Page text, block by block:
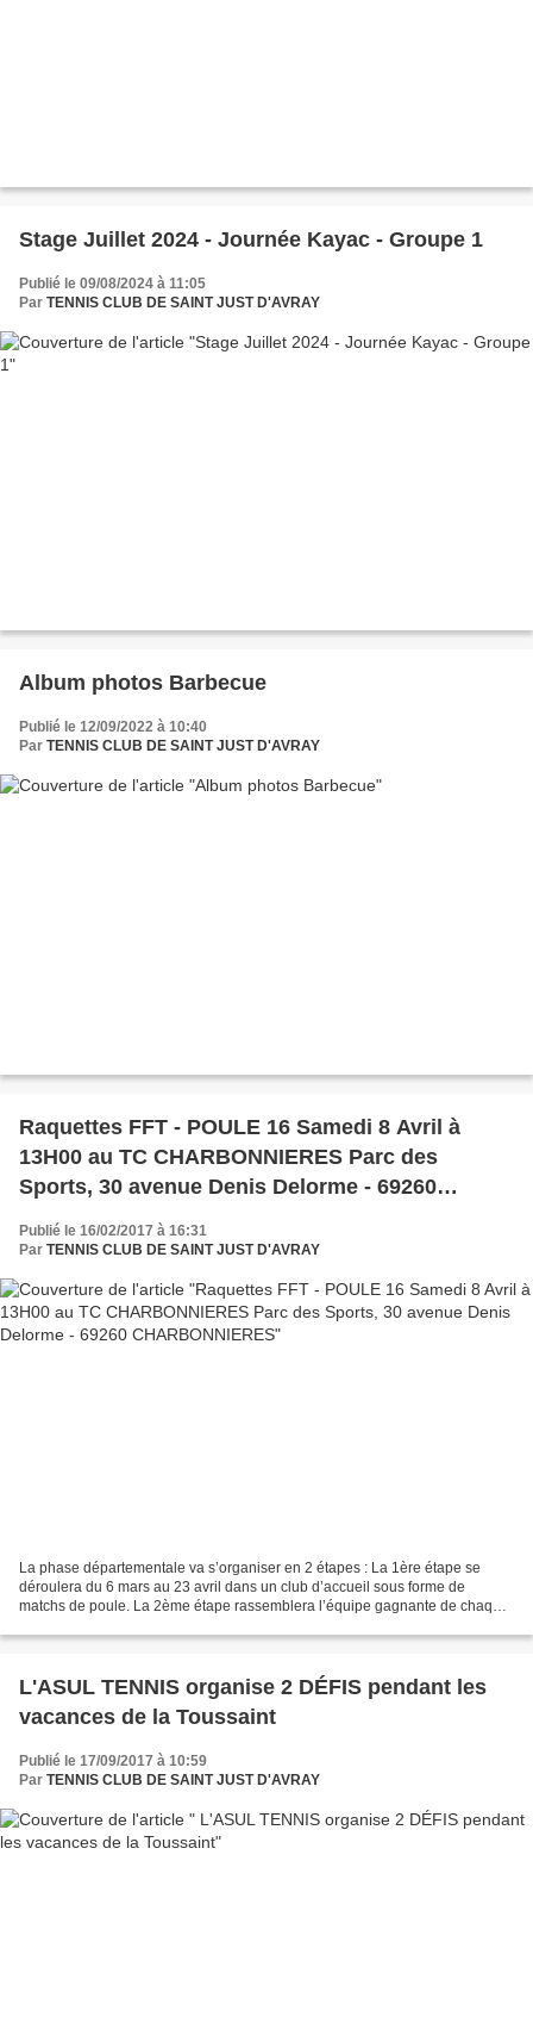
Stage Juillet 2024 - Journée Kayac - Groupe 1
Publié le 09/08/2024 à 11:05
Par TENNIS CLUB DE SAINT JUST D'AVRAY
Album photos Barbecue
Publié le 12/09/2022 à 10:40
Par TENNIS CLUB DE SAINT JUST D'AVRAY
Raquettes FFT - POULE 16 Samedi 8 Avril à
13H00 au TC CHARBONNIERES Parc des
Sports, 30 avenue Denis Delorme - 69260
Publié le 16/02/2017 à 16:31
Par TENNIS CLUB DE SAINT JUST D'AVRAY
La phase départementale va s’organiser en 2 étapes : La 1ère étape se
déroulera du 6 mars au 23 avril dans un club d’accueil sous forme de
matchs de poule. La 2ème étape rassemblera l’équipe gagnante de chaque
L'ASUL TENNIS organise 2 DÉFIS pendant les
vacances de la Toussaint
Publié le 17/09/2017 à 10:59
Par TENNIS CLUB DE SAINT JUST D'AVRAY